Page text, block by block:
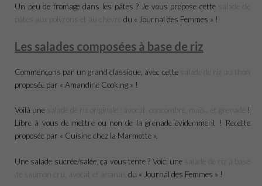
Un peu de fromage dans les pâtes ? Je vous propose cette salade de
pâtes aux poivrons et au chèvre du « Journal des Femmes » !
Les salades composées à base de riz
Commençons par un grand classique, avec cette salade de riz au thon
proposée par « Amandine Cooking » !
Voilà une salade de riz originale : avocat, concombre, maïs.. et grenade !
Libre à vous de mettre ou non de la grenade évidemment ! Recette
proposée par « Cuisine chez la Marmotte ».
Une salade sucrée/salée, ça vous tente ? Voici une salade de riz à base
de saumon cru, avocat et ananas du « Journal des Femmes » !